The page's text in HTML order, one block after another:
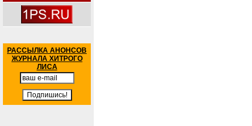
РАССЫЛКА АНОНСОВ
ЖУРНАЛА ХИТРОГО
ЛИСА